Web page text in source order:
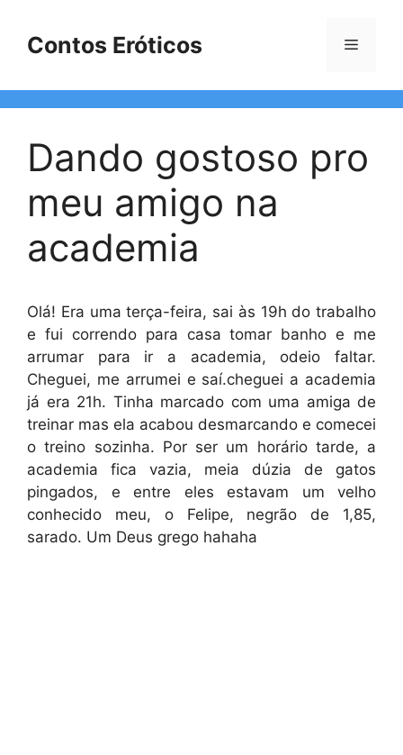
Contos Eróticos Menu
Dando gostoso pro
meu amigo na
academia
Olá! Era uma terça-feira, sai às 19h do trabalho
e fui correndo para casa tomar banho e me
arrumar para ir a academia, odeio faltar.
Cheguei, me arrumei e saí.cheguei a academia
já era 21h. Tinha marcado com uma amiga de
treinar mas ela acabou desmarcando e comecei
o treino sozinha. Por ser um horário tarde, a
academia fica vazia, meia dúzia de gatos
pingados, e entre eles estavam um velho
conhecido meu, o Felipe, negrão de 1,85,
sarado. Um Deus grego hahaha